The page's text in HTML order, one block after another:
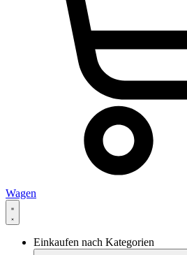
Wagen
Einkaufen nach Kategorien